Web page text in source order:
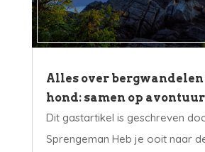
Alles over bergwandelen
hond: samen op avontuur
Dit gastartikel is geschreven
Sprengeman Heb je ooit naar